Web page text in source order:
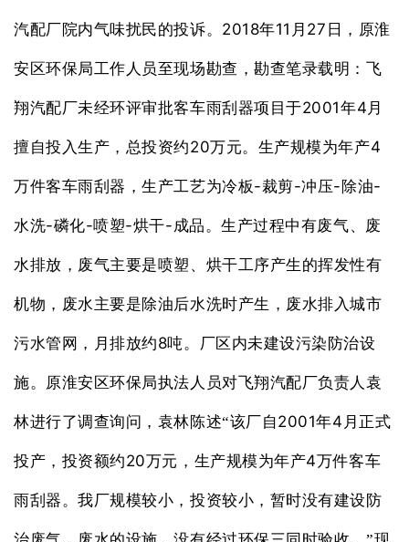
汽配厂院内气味扰民的投诉。 2018年11 月 27 日，原淮
安区环保局工作人员至现场勘查，勘查笔录载明：飞
翔汽配厂未经环评审批客车雨刮器项目于2001年4 月
擅自投入生产，总投资约20万元。生产规模为年产4
万件客车雨刮器，生产工艺为冷板-裁剪-冲压- 除油-
水洗-磷化-喷塑-烘干- 成品。生产过程中有废气、废
水排放，废气主要是喷塑、烘干工序产生的挥发性有
机物，废水主要是除油后水洗时产生，废水排入城市
污水管网，月排放约8吨。厂区内未建设污染防治设
施。原淮安区环保局执法人员对飞翔汽配厂负责人袁
林进行了调查询问，袁林陈述“该厂自2001年4 月正式
投产，投资额约20万元，生产规模为年产4万件客车
雨刮器。我厂规模较小，投资较小，暂时没有建设防